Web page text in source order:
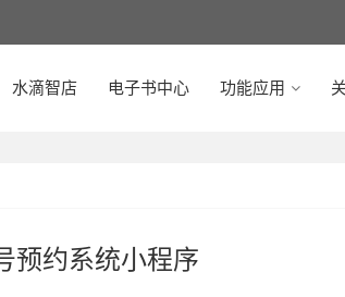
水滴智店 电子书中心 功能应用
预约系统小程序